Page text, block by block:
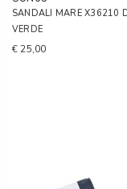
SANDALI MARE X36210
VERDE
€ 25,00